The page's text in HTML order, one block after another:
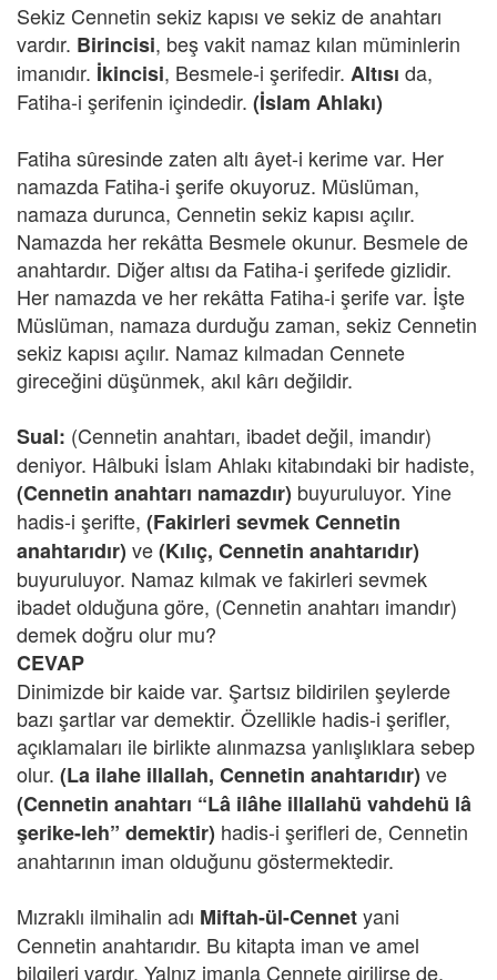
Sekiz Cennetin sekiz kapısı ve sekiz de anahtarı
vardır. Birincisi, beş vakit namaz kılan müminlerin
imanıdır. İkincisi, Besmele-i şerifedir. Altısı da,
Fatiha-i şerifenin içindedir. (İslam Ahlakı)
Fatiha sûresinde zaten altı âyet-i kerime var. Her
namazda Fatiha-i şerife okuyoruz. Müslüman,
namaza durunca, Cennetin sekiz kapısı açılır.
Namazda her rekâtta Besmele okunur. Besmele de
anahtardır. Diğer altısı da Fatiha-i şerifede gizlidir.
Her namazda ve her rekâtta Fatiha-i şerife var. İşte
Müslüman, namaza durduğu zaman, sekiz Cennetin
sekiz kapısı açılır. Namaz kılmadan Cennete
gireceğini düşünmek, akıl kârı değildir.
Sual: (Cennetin anahtarı, ibadet değil, imandır)
deniyor. Hâlbuki İslam Ahlakı kitabındaki bir hadiste,
(Cennetin anahtarı namazdır) buyuruluyor. Yine
hadis-i şerifte, (Fakirleri sevmek Cennetin
anahtarıdır) ve(Kılıç, Cennetin anahtarıdır)
buyuruluyor. Namaz kılmak ve fakirleri sevmek
ibadet olduğuna göre, (Cennetin anahtarı imandır)
demek doğru olur mu?
CEVAP
Dinimizde bir kaide var. Şartsız bildirilen şeylerde
bazı şartlar var demektir. Özellikle hadis-i şerifler,
açıklamaları ile birlikte alınmazsa yanlışlıklara sebep
olur. (La ilahe illallah, Cennetin anahtarıdır) ve
(Cennetin anahtarı “Lâ ilâhe illallahü vahdehü lâ
şerike-leh” demektir) hadis-i şerifleri de, Cennetin
anahtarının iman olduğunu göstermektedir.
Mızraklı ilmihalin adı Miftah-ül-Cennetyani
Cennetin anahtarıdır. Bu kitapta iman ve amel
bilgileri vardır. Yalnız imanla Cennete girilirse de,